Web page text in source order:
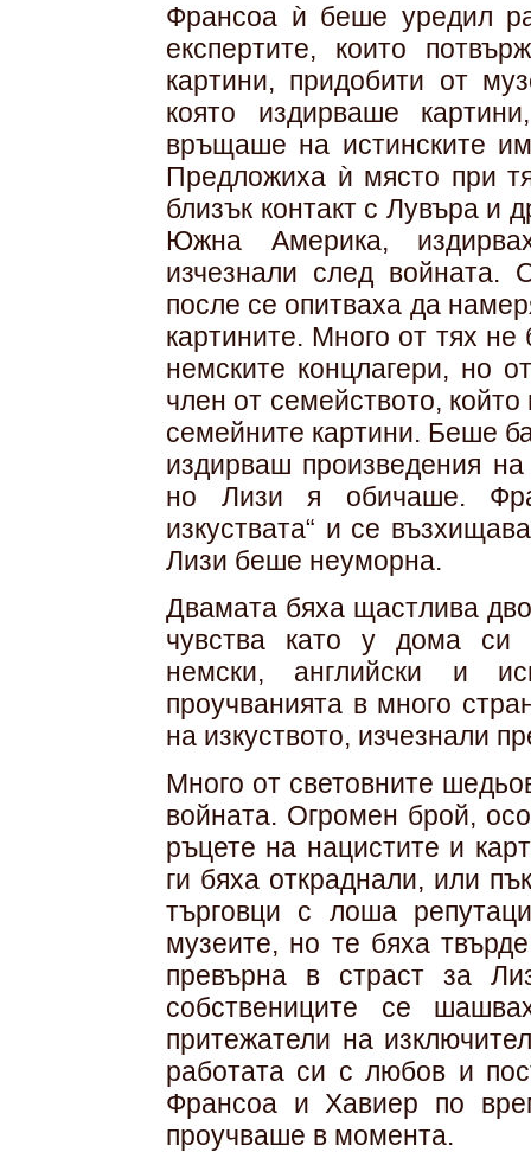
Франсоа ѝ беше уредил
експертите, които
картини, придобити от
която издирваше
връщаше на истинските
Предложиха ѝ място при
близък контакт с Лувъра и
Южна Америка,
изчезнали след войната.
после се опитваха да
картините. Много от тях
немските концлагери, но
член от семейството,
семейните картини. Беше
издирваш произведения на
но Лизи я обичаше.
изкуствата“ и се
Лизи беше неуморна.
Двамата бяха щастлива
чувства като у дома си
немски, английски и
проучванията в много
на изкуството, изчезнали
Много от световните
войната. Огромен брой,
ръцете на нацистите и
ги бяха откраднали, или
търговци с лоша
музеите, но те бяха
превърна в страст за
собствениците се
притежатели на
работата си с любов и
Франсоа и Хавиер по
проучваше в момента.